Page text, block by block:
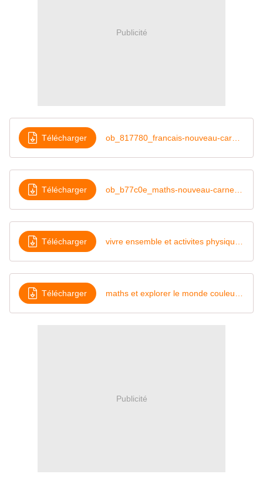
Publicité
Télécharger
Télécharger
Télécharger
Télécharger
Publicité